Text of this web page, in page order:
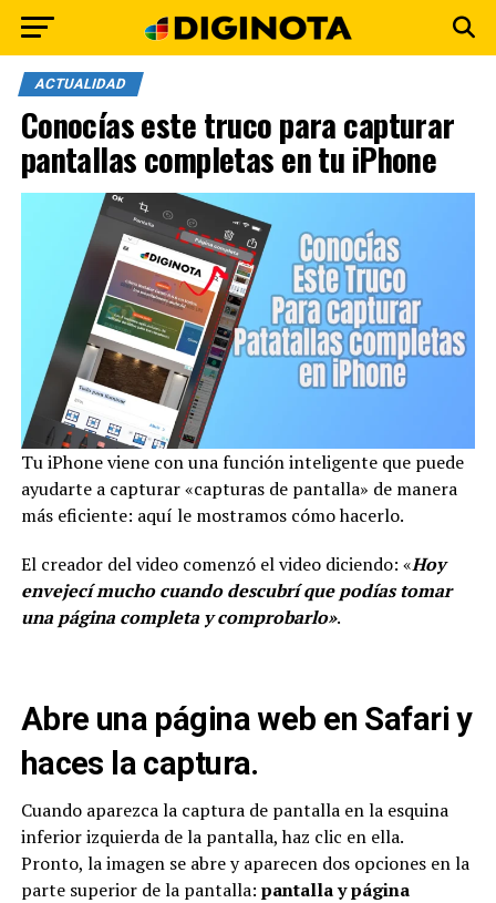
ACTUALIDAD
Conocías este truco para capturar
pantallas completas en tu iPhone
Tu iPhone viene con una función inteligente que puede
ayudarte a capturar «capturas de pantalla» de manera
más eficiente: aquí le mostramos cómo hacerlo.
El creador del video comenzó el video diciendo: «Hoy
envejecí mucho cuando descubrí que podías tomar
una página completa y comprobarlo».
Abre una página web en Safari y
haces la captura.
Cuando aparezca la captura de pantalla en la esquina
inferior izquierda de la pantalla, haz clic en ella.
Pronto, la imagen se abre y aparecen dos opciones en la
parte superior de la pantalla: pantalla y página